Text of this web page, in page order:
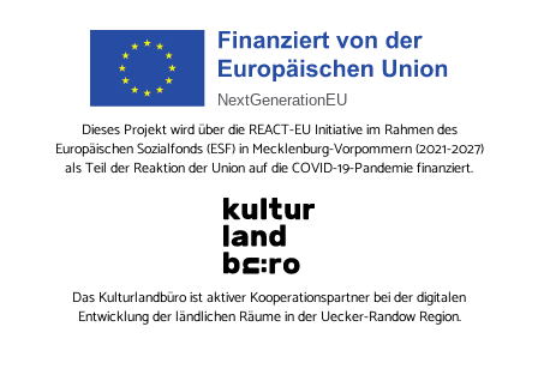
Dieses Projekt wird über die REACT-EU Initiative im Rahmen des
Europäischen Sozialfonds (ESF) in Mecklenburg-Vorpommern (2021-2027)
als Teil der Reaktion der Union auf die COVID-19-Pandemie finanziert.
Das Kulturlandbüroist aktiver Kooperationspartner bei der digitalen
Entwicklung der ländlichen Räume in der Uecker-Randow Region.